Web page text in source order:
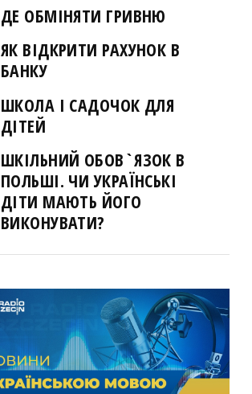
ДЕ ОБМІНЯТИ ГРИВНЮ
ЯК ВІДКРИТИ РАХУНОК В
БАНКУ
ШКОЛА І САДОЧОК ДЛЯ
ДІТЕЙ
ШКІЛЬНИЙ ОБОВ`ЯЗОК В
ПОЛЬШІ. ЧИ УКРАЇНСЬКІ
ДІТИ МАЮТЬ ЙОГО
ВИКОНУВАТИ?